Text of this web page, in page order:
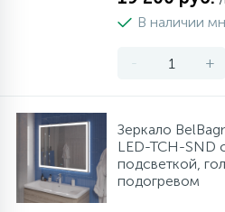
Возврат товара
Контакты
Душевые кабины
Гигиенические души
Ручные души
Верхние души
Стаканы для ванной
В наличии
- +
Зеркало
LED-TCH-SND
подсветкой,
подогревом